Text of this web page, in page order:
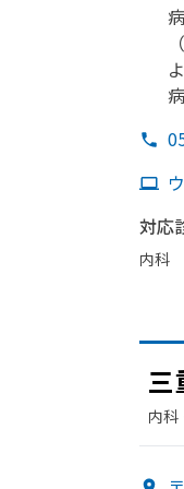
対応
内科
三
内科